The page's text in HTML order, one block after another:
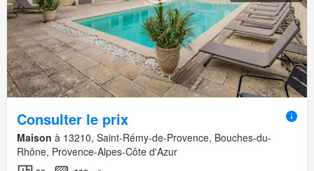
Consulter le prix
Maison à 13210, Saint-Rémy-de-Provence, Bouches-du-
Rhône, Provence-Alpes-Côte d'Azur